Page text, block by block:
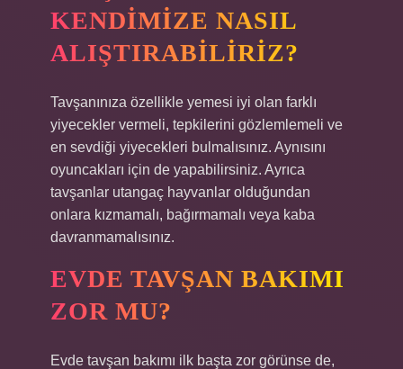
KENDIMIZE NASIL
ALIŞTIRABILIRIZ?
Tavşanınıza özellikle yemesi iyi olan farklı
yiyecekler vermeli, tepkilerini gözlemlemeli ve
en sevdiği yiyecekleri bulmalısınız. Aynısını
oyuncakları için de yapabilirsiniz. Ayrıca
tavşanlar utangaç hayvanlar olduğundan
onlara kızmamalı, bağırmamalı veya kaba
davranmamalısınız.
EVDE TAVŞAN BAKIMI
ZOR MU?
Evde tavşan bakımı ilk başta zor görünse de,